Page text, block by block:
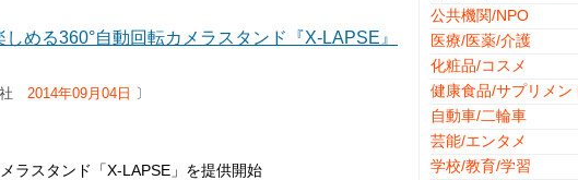
める360°自動回転カメラスタンド『X-LAPSE』
社 2014年09月04日 〕
ラスタンド「X-LAPSE」を提供開始
公共機関/NPO
医療/医薬/介護
化粧品/コスメ
健康食品/サプリメン
自動車/二輪車
芸能/エンタメ
学校/教育/学習